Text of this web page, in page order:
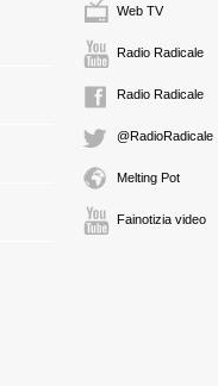
Web TV
Radio Radicale
Radio Radicale
@RadioRadicale
Melting Pot
Fainotizia video